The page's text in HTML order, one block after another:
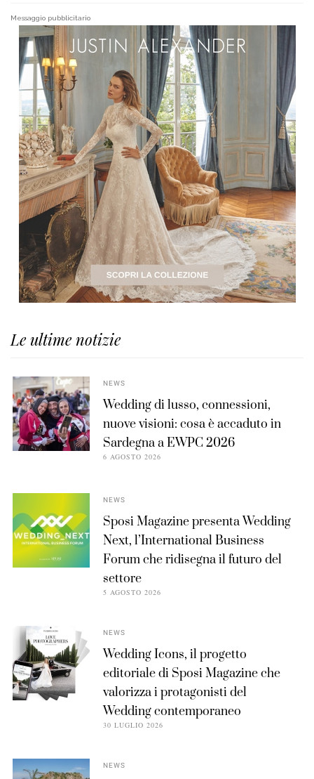
Messaggio pubblicitario
Le ultime notizie
NEWS
Wedding di lusso, connessioni,
nuove visioni: cosa è accaduto in
Sardegna a EWPC 2026
6 AGOSTO 2026
NEWS
Sposi Magazine presenta Wedding
Next, l’International Business
Forum che ridisegna il futuro del
settore
5 AGOSTO 2026
NEWS
Wedding Icons, il progetto
editoriale di Sposi Magazine che
valorizza i protagonisti del
Wedding contemporaneo
30 LUGLIO 2026
NEWS